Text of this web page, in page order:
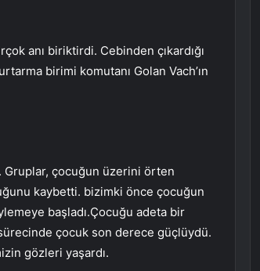
anı biriktirdi. Cebinden çıkardığı
birimi komutanı Golan Vach’ın
çocuğun üzerini örten
kaybetti. bizimki önce çocuğun
başladı.Çocuğu adeta bir
çocuk son derece güçlüydü.
gözleri yaşardı.